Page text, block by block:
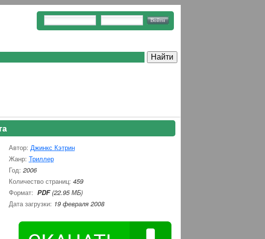
Автор: Джинкс Кэтрин
Жанр: Триллер
Год: 2006
Количество страниц: 459
Формат: PDF(22.95 МБ)
Дата загрузки: 19 февраля 2008